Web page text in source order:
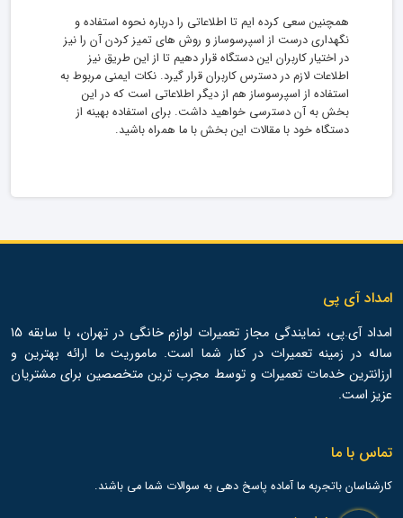
همچنین سعی کرده ایم تا اطلاعاتی را درباره نحوه استفاده و
نگهداری درست از اسپرسوساز و روش های تمیز کردن آن را نیز
در اختیار کاربران این دستگاه قرار دهیم تا از این طریق نیز
اطلاعات لازم در دسترس کاربران قرار گیرد. نکات ایمنی مربوط به
استفاده از اسپرسوساز هم از دیگر اطلاعاتی است که در این
بخش به آن دسترسی خواهید داشت. برای استفاده بهینه از
دستگاه خود با مقالات این بخش با ما همراه باشید.
امداد آی پی
امداد آی.پی، نمایندگی مجاز تعمیرات لوازم خانگی در تهران، با سابقه 15
ساله در زمینه تعمیرات در کنار شما است. ماموریت ما ارائه بهترین و
ارزانترین خدمات تعمیرات و توسط مجرب ترین متخصصین برای مشتریان
عزیز است.
تماس با ما
کارشناسان باتجربه ما آماده پاسخ دهی به سوالات شما می باشند.